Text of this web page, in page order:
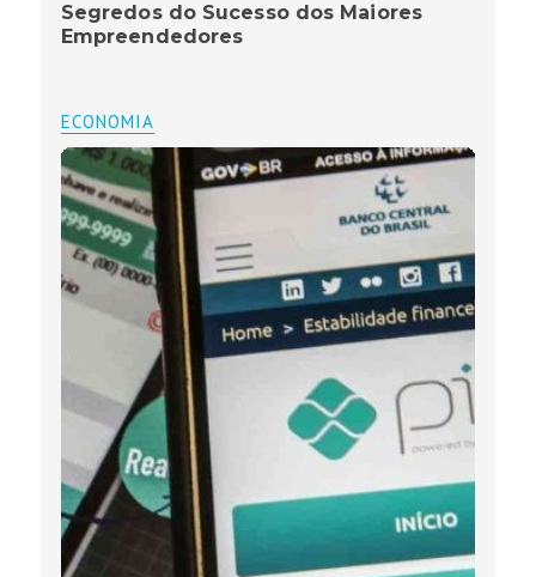
Segredos do Sucesso dos Maiores
Empreendedores
ECONOMIA